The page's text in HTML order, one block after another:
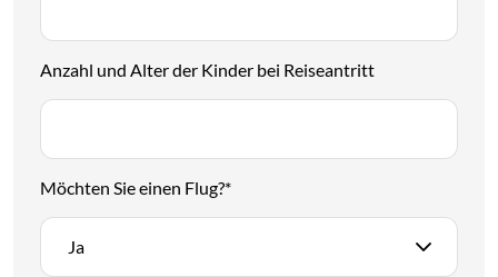
Anzahl und Alter der Kinder bei Reiseantritt
Möchten Sie einen Flug?*
Ja